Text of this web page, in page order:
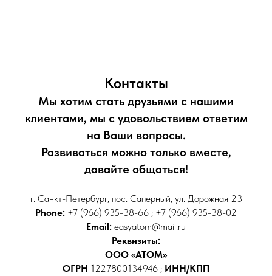
Контакты
Мы хотим стать друзьями с нашими
клиентами, мы с удовольствием ответим
на Ваши вопросы.
Развиваться можно только вместе,
давайте общаться!
г. Санкт-Петербург, пос. Саперный, ул. Дорожная 23
Phone: +7 (966) 935-38-66 ; +7 (966) 935-38-02
Email: easyatom@mail.ru
Реквизиты:
ООО «АТОМ»
ОГРН 1227800134946 ; ИНН/КПП